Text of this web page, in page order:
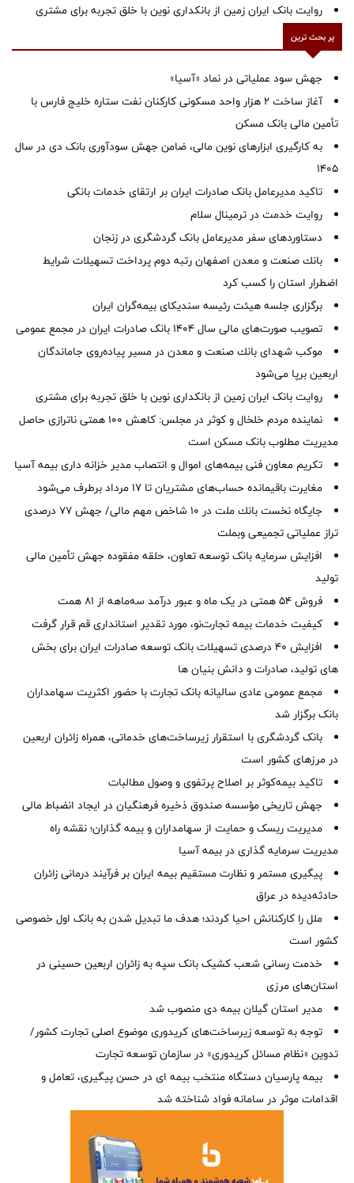
روایت بانک ایران زمین از بانکداری نوین با خلق تجربه برای مشتری
پر بحث ترین
جهش سود عملیاتی در نماد «آسیا»
آغاز ساخت ۲ هزار واحد مسکونی کارکنان نفت ستاره خلیج فارس با
تأمین مالی بانک مسکن
به کارگیری ابزارهای نوین مالی، ضامن جهش سودآوری بانک دی در سال
1405
تاکید مدیرعامل بانک صادرات ایران بر ارتقای خدمات بانکی
روایت خدمت در ترمینال سلام
دستاوردهای سفر مدیرعامل بانک گردشگری در زنجان
بانك صنعت و معدن اصفهان رتبه دوم پرداخت تسهیلات شرایط
اضطرار استان را كسب كرد
برگزاری جلسه هیئت رئیسه سندیکای بیمه‌گران ایران
تصویب صورت‌های مالی سال ۱۴۰۴ بانک صادرات ایران در مجمع عمومی
موكب شهدای بانك صنعت و معدن در مسیر پیاده‌روی جاماندگان
اربعین برپا می‌شود
روایت بانک ایران زمین از بانکداری نوین با خلق تجربه برای مشتری
نماینده مردم خلخال و کوثر در مجلس: کاهش ۱۰۰ همتی ناترازی حاصل
مدیریت مطلوب بانک مسکن است
تکریم معاون فنی بیمه‌های اموال و انتصاب مدیر خزانه داری بیمه آسیا
مغایرت‌ باقیمانده حساب‌های مشتریان تا ۱۷ مرداد برطرف می‌شود
جایگاه نخست بانك ملت در 10 شاخص مهم مالی/ جهش 77 درصدی
تراز عملیاتی تجمیعی وبملت
افزایش سرمایه بانک توسعه تعاون، حلقه مفقوده جهش تأمین مالی
تولید
فروش 54 همتی در یک ماه و عبور درآمد سه‌ماهه از 81 همت
کیفیت خدمات بیمه تجارت‌نو، مورد تقدیر استانداری قم قرار گرفت
افزایش 40 درصدی تسهیلات بانک توسعه صادرات ایران برای بخش
های تولید، صادرات و دانش بنیان ها
مجمع عمومی عادی سالیانه بانک تجارت با حضور اکثریت سهامداران
بانک برگزار شد
بانک گردشگری با استقرار زیرساخت‌های خدماتی، همراه زائران اربعین
در مرزهای کشور است
تاکید بیمه‌کوثر بر اصلاح پرتفوی و وصول مطالبات ‌
جهش تاریخی مؤسسه صندوق ذخیره فرهنگیان در ایجاد انضباط مالی
مدیریت ریسک و حمایت از سهامداران و بیمه گذاران؛ نقشه راه
مدیریت سرمایه گذاری در بیمه آسیا
پیگیری مستمر و نظارت مستقیم بیمه ایران بر فرآیند درمانی زائران
حادثه‌دیده در عراق
ملل را کارکنانش احیا کردند؛ هدف ما تبدیل شدن به بانک اول خصوصی
کشور است
خدمت رسانی شعب کشیک بانک سپه به زائران اربعین حسینی در
استان‌‌های مرزی
‌مدیر استان گیلان بیمه دی منصوب شد
توجه به توسعه زیرساخت‌های کریدوری موضوع اصلی تجارت کشور/
تدوین «نظام مسائل کریدوری» در سازمان توسعه تجارت
بیمه پارسیان دستگاه منتخب بیمه ای در حسن پیگیری، تعامل و
اقدامات موثر در سامانه فواد شناخته شد